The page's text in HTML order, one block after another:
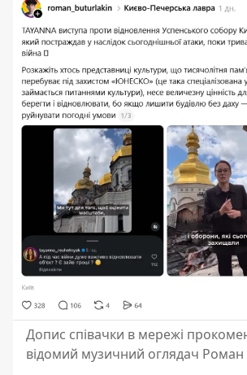
Допис співачки в мережі
відомий музичний оглядач Роман